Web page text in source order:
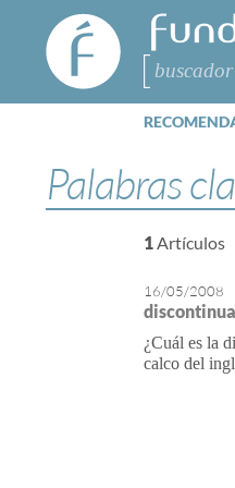
FundéuRAE
- Fundación
del Español
Urgente
Buscar
Palabras
1Artículos
16/05/2008
¿Cuál es la
calco del